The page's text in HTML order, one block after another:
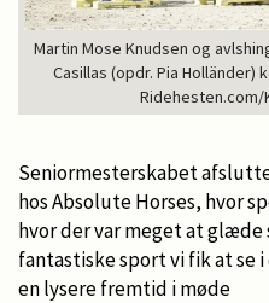
Martin Mose Knudsen og
Casillas (opdr. Pia Holländer)
Ridehesten.com/
Seniormesterskabet
hos Absolute Horses, hvor
hvor der var meget at glæde
fantastiske sport vi fik at se
en lysere fremtid i møde